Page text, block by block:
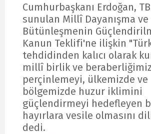
Cumhurbaşkanı Erdoğan,
sunulan Millî Dayanışma
Bütünleşmenin
Kanun Teklifi'ne ilişkin
tehdidinden kalıcı olarak
millî birlik ve
perçinlemeyi, ülkemizde ve
bölgemizde huzur iklimini
güçlendirmeyi hedefleyen
hayırlara vesile olmasını
dedi.